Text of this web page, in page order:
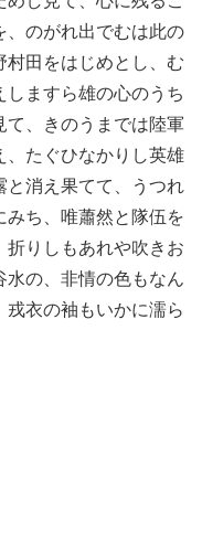
、のがれ出でむは此の
村田をはじめとし、む
ますら雄の心のうち
て、きのうまでは陸軍
、たぐひなかりし英雄
と消え果てて、うつれ
みち、唯蕭然と隊伍を
りしもあれや吹きお
水の、非情の色もなん
戎衣の袖もいかに濡ら